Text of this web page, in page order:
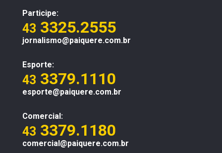
Participe:
43 3325.2555
jornalismo@paiquere.com.br
Esporte:
43 3379.1110
esporte@paiquere.com.br
Comercial:
43 3379.1180
comercial@paiquere.com.br